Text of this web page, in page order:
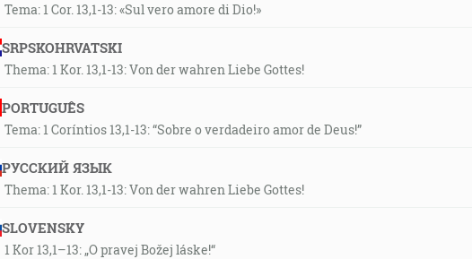
Tema: 1 Cor. 13,1-13: «Sul vero amore di Dio!»
SRPSKOHRVATSKI
Thema: 1 Kor. 13,1-13: Von der wahren Liebe Gottes!
PORTUGUÊS
Tema: 1 Coríntios 13,1-13: “Sobre o verdadeiro amor de Deus!”
РУССКИЙ ЯЗЫК
Thema: 1 Kor. 13,1-13: Von der wahren Liebe Gottes!
SLOVENSKY
1 Kor 13,1–13: „O pravej Božej láske!“